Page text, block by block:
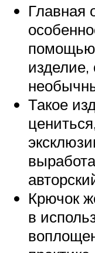
Главная
помощью
Такое
Крючок
в